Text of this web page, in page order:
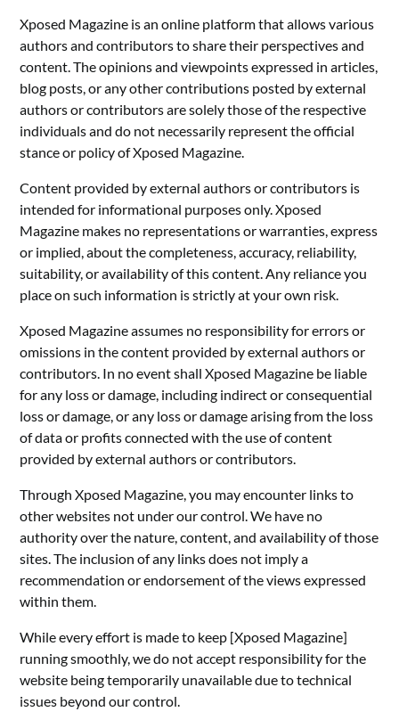
Xposed Magazine is an online platform that allows various
authors and contributors to share their perspectives and
content. The opinions and viewpoints expressed in articles,
blog posts, or any other contributions posted by external
authors or contributors are solely those of the respective
individuals and do not necessarily represent the official
stance or policy of Xposed Magazine.
Content provided by external authors or contributors is
intended for informational purposes only. Xposed
Magazine makes no representations or warranties, express
or implied, about the completeness, accuracy, reliability,
suitability, or availability of this content. Any reliance you
place on such information is strictly at your own risk.
Xposed Magazine assumes no responsibility for errors or
omissions in the content provided by external authors or
contributors. In no event shall Xposed Magazine be liable
for any loss or damage, including indirect or consequential
loss or damage, or any loss or damage arising from the loss
of data or profits connected with the use of content
provided by external authors or contributors.
Through Xposed Magazine, you may encounter links to
other websites not under our control. We have no
authority over the nature, content, and availability of those
sites. The inclusion of any links does not imply a
recommendation or endorsement of the views expressed
within them.
While every effort is made to keep [Xposed Magazine]
running smoothly, we do not accept responsibility for the
website being temporarily unavailable due to technical
issues beyond our control.